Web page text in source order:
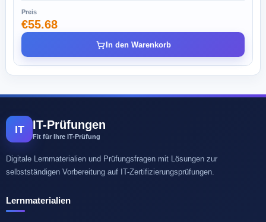
Preis
€55.68
In den Warenkorb
IT IT-Prüfungen
Fit für Ihre IT-Prüfung
Digitale Lernmaterialien und Prüfungsfragen mit Lösungen zur
selbstständigen Vorbereitung auf IT-Zertifizierungsprüfungen.
Lernmaterialien